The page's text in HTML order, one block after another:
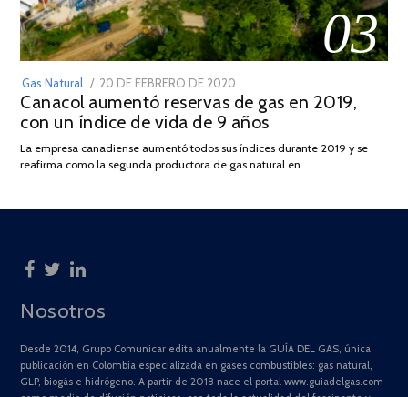
03
Gas Natural
POSTED
ON
20 DE FEBRERO DE 2020
DE
JULIO
2025
Canacol aumentó reservas de gas en 2019,
con un índice de vida de 9 años
La empresa canadiense aumentó todos sus índices durante 2019 y se
reafirma como la segunda productora de gas natural en …
Nosotros
Desde 2014, Grupo Comunicar edita anualmente la GUÍA DEL GAS, única
publicación en Colombia especializada en gases combustibles: gas natural,
GLP, biogás e hidrógeno. A partir de 2018 nace el portal www.guiadelgas.com